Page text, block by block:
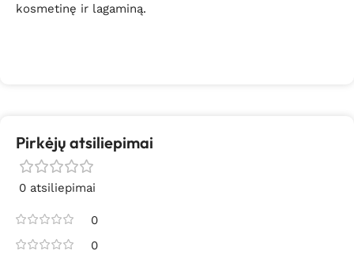
kosmetinę ir lagaminą.
Pirkėjų atsiliepimai
0 atsiliepimai
0
0